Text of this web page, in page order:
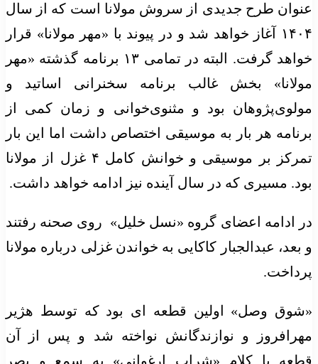
عنوان طرح جدیدی از سروش مولانا است که از سال
۱۴۰۴ آغاز خواهد شد و در پیوند با «مهر مولانا» قرار
خواهد گرفت. البته در تمامی ۱۳ برنامه‌ گذشته‌ «مهر
مولانا» بخش غالب برنامه سخنرانی اساتید و
مولوی‌پژوهان بود و مثنوی‌خوانی و زمان کمی از
برنامه هر بار به موسیقی اختصاص داشت اما این بار
تمرکز بر موسیقی و خوانش کامل ۴ غزل از مولانا
بود. مسیری که در سال آینده نیز ادامه خواهد داشت.
در ادامه اعضای گروه «نسل خلیل» ‌ روی صحنه رفتند
و بعد، عبدالجبار کاکایی به خواندن غزلی درباره مولانا
پرداخت.
«شوق وصل» اولین قطعه ای بود که توسط هژیر
مهرافروز و نوازندگانش نواخته شد و پس از آن
قطعه با کلام «شراب ارغوانی» به سمع و بصر